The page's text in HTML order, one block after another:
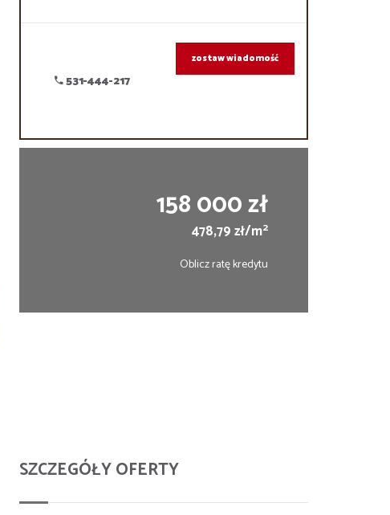
531-444-217
zostaw wiadomość
158 000 zł
478,79 zł/m2
Oblicz ratę kredytu
SZCZEGÓŁY OFERTY